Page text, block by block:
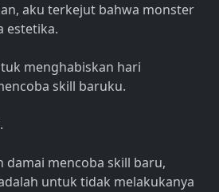
aku terkejut bahwa monster
estetika.
menghabiskan hari
skill baruku.
damai mencoba skill baru,
untuk tidak melakukanya